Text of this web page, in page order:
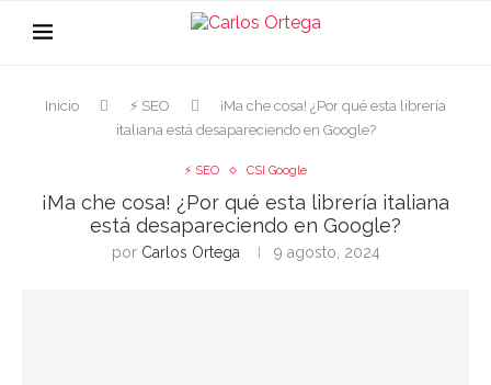
Inicio ⚡ SEO
¡Ma che cosa! ¿Por qué esta librería
italiana está desapareciendo en Google?
⚡ SEO CSI Google
¡Ma che cosa! ¿Por qué esta librería italiana
está desapareciendo en Google?
por Carlos Ortega 9 agosto, 2024